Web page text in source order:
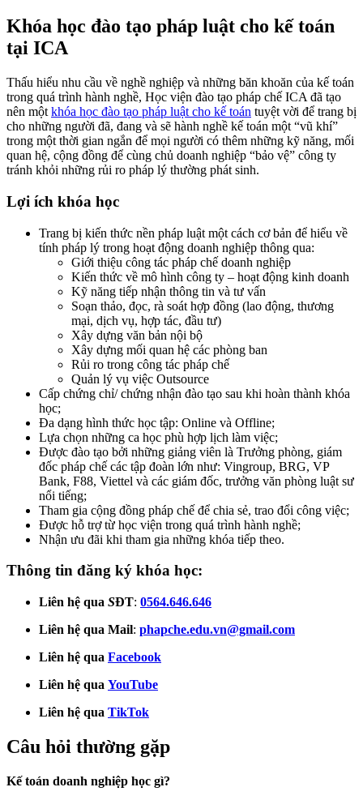
Khóa học đào tạo pháp luật cho kế toán
tại ICA
Thấu hiểu nhu cầu về nghề nghiệp và những băn khoăn của kế toán
trong quá trình hành nghề, Học viện đào tạo pháp chế ICA đã tạo
nên một khóa học đào tạo pháp luật cho kế toán tuyệt vời để trang bị
cho những người đã, đang và sẽ hành nghề kế toán một “vũ khí”
trong một thời gian ngắn để mọi người có thêm những kỹ năng, mối
quan hệ, cộng đồng để cùng chủ doanh nghiệp “bảo vệ” công ty
tránh khỏi những rủi ro pháp lý thường phát sinh.
Lợi ích khóa học
Trang bị kiến thức nền pháp luật một cách cơ bản để hiểu về
tính pháp lý trong hoạt động doanh nghiệp thông qua:
Giới thiệu công tác pháp chế doanh nghiệp
Kiến thức về mô hình công ty – hoạt động kinh doanh
Kỹ năng tiếp nhận thông tin và tư vấn
Soạn thảo, đọc, rà soát hợp đồng (lao động, thương
mại, dịch vụ, hợp tác, đầu tư)
Xây dựng văn bản nội bộ
Xây dựng mối quan hệ các phòng ban
Rủi ro trong công tác pháp chế
Quản lý vụ việc Outsource
Cấp chứng chỉ/ chứng nhận đào tạo sau khi hoàn thành khóa
học;
Đa dạng hình thức học tập: Online và Offline;
Lựa chọn những ca học phù hợp lịch làm việc;
Được đào tạo bởi những giảng viên là Trưởng phòng, giám
đốc pháp chế các tập đoàn lớn như: Vingroup, BRG, VP
Bank, F88, Viettel và các giám đốc, trưởng văn phòng luật sư
nổi tiếng;
Tham gia cộng đồng pháp chế để chia sẻ, trao đổi công việc;
Được hỗ trợ từ học viện trong quá trình hành nghề;
Nhận ưu đãi khi tham gia những khóa tiếp theo.
Thông tin đăng ký khóa học:
Liên hệ qua SĐT: 0564.646.646
Liên hệ qua Mail: phapche.edu.vn@gmail.com
Liên hệ qua Facebook
Liên hệ qua YouTube
Liên hệ qua TikTok
Câu hỏi thường gặp
Kế toán doanh nghiệp học gì?